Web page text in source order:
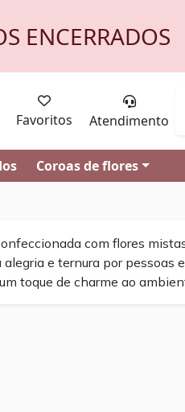
ENCERRADOS
Favoritos Atendimento
Coroas de flores
com flores
e ternura por pessoas
toque de charme ao